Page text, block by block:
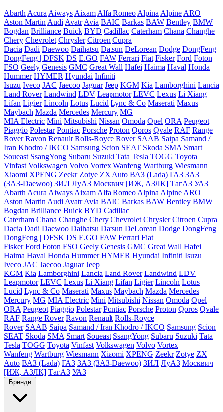
Abarth Acura Aiways Aixam Alfa Romeo Alpina Alpine ARO
Aston Martin Audi Avatr Avia BAIC Barkas BAW Bentley BMW
Bogdan Brilliance Buick BYD Cadillac Caterham Chana Changhe
Chery Chevrolet Chrysler Citroen Cupra
Dacia Dadi Daewoo Daihatsu Datsun DeLorean Dodge DongFeng
DongFeng | DFSK DS E.GO FAW Ferrari Fiat Fisker Ford Foton
FSO Geely Genesis GMC Great Wall Hafei Haima Haval Honda
Hummer HYMER Hyundai Infiniti
Isuzu Iveco JAC Jaecoo Jaguar Jeep KGM Kia Lamborghini Lancia
Land Rover Landwind LDV Leapmotor LEVC Lexus Li Xiang
Lifan Ligier Lincoln Lotus Lucid Lync & Co Maserati Maxus
Maybach Mazda Mercedes Mercury MG
MIA Electric Mini Mitsubishi Nissan Omoda Opel ORA Peugeot
Piaggio Polestar Pontiac Porsche Proton Qoros Qvale RAF Range
Rover Ravon Renault Rolls-Royce Rover SAAB Saipa Samand /
Iran Khodro / IKCO Samsung Scion SEAT Skoda SMA Smart
Soueast SsangYong Subaru Suzuki Tata Tesla TOGG Toyota
Vinfast Volkswagen Volvo Vortex Wanfeng Wartburg Wiesmann
Xiaomi XPENG Zeekr Zotye ZX Auto ВАЗ (Lada) ГАЗ ЗАЗ
(ЗАЗ-Daewoo) ЗИЛ ЛуАЗ Москвич [ИЖ, АЗЛК] ТагАЗ УАЗ
Abarth Acura Aiways Aixam Alfa Romeo Alpina Alpine ARO
Aston Martin Audi Avatr Avia BAIC Barkas BAW Bentley BMW
Bogdan Brilliance Buick BYD Cadillac
Caterham Chana Changhe Chery Chevrolet Chrysler Citroen Cupra
Dacia Dadi Daewoo Daihatsu Datsun DeLorean Dodge DongFeng
DongFeng | DFSK DS E.GO FAW Ferrari Fiat
Fisker Ford Foton FSO Geely Genesis GMC Great Wall Hafei
Haima Haval Honda Hummer HYMER Hyundai Infiniti Isuzu
Iveco JAC Jaecoo Jaguar Jeep
KGM Kia Lamborghini Lancia Land Rover Landwind LDV
Leapmotor LEVC Lexus Li Xiang Lifan Ligier Lincoln Lotus
Lucid Lync & Co Maserati Maxus Maybach Mazda Mercedes
Mercury MG MIA Electric Mini Mitsubishi Nissan Omoda Opel
ORA Peugeot Piaggio Polestar Pontiac Porsche Proton Qoros Qvale
RAF Range Rover Ravon Renault Rolls-Royce
Rover SAAB Saipa Samand / Iran Khodro / IKCO Samsung Scion
SEAT Skoda SMA Smart Soueast SsangYong Subaru Suzuki Tata
Tesla TOGG Toyota Vinfast Volkswagen Volvo Vortex
Wanfeng Wartburg Wiesmann Xiaomi XPENG Zeekr Zotye ZX
Auto ВАЗ (Lada) ГАЗ ЗАЗ (ЗАЗ-Daewoo) ЗИЛ ЛуАЗ Москвич
[ИЖ, АЗЛК] ТагАЗ УАЗ
Бренди